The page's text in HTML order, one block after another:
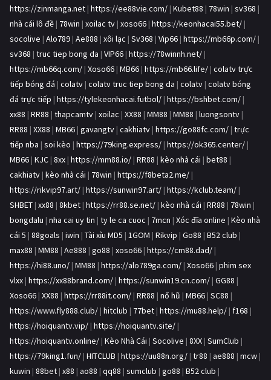
https://zinmanga.net | https://ee88vie.com/ | Kubet88 | 78win | sv368 |
nhà cái lô đề | 78win | xoilac tv | xoso66 | https://keonhacai55.bet/ |
socolive | Alo789 | Ae888 | xôi lạc | Sv368 | Vip66 | https://mb66p.com/ |
sv368 | truc tiep bong da | VIP66 | https://78winnh.net/ |
https://mb66q.com/ | Xoso66 | MB66 | https://mb66.life/ | colatv trực
tiếp bóng đá | colatv | colatv truc tiep bong da | colatv | colatv bóng
đá trực tiếp | https://tylekeonhacai.futbol/ | https://bshbet.com/ |
xx88 | RR88 | thapcamtv | xoilac | XX88 | MM88 | MM88 | luongsontv |
RR88 | XX88 | MB66 | gavangtv | cakhiatv | https://go88fc.com/ | trực
tiếp nba | soi kèo | https://79king.express/ | https://ok365.center/ |
MB66 | KJC | 8xx | https://mm88.io/ | RR88 | kèo nhà cái | bet88 |
cakhiatv | kèo nhà cái | 78win | https://f8beta2.me/ |
https://rikvip97.art/ | https://sunwin97.art/ | https://kclub.team/ |
SHBET | xx88 | 8kbet | https://rr88.se.net/ | kèo nhà cái | RR88 | 78win |
bongdalu | nha cai uy tin | ty le ca cuoc | 7mcn | Xóc đĩa online | Kèo nhà
cái 5 | 88goals | iwin | Tài xỉu MD5 | 1GOM | Rikvip | Go88 | B52 club |
max88 | MM88 | Ae888 | go88 | xoso66 | https://cm88.dad/ |
https://hi88.uno/ | MM88 | https://alo789ga.com/ | Xoso66 | phim sex
vlxx | https://xx88brand.com/ | https://sunwin19.cn.com/ | GG88 |
Xoso66 | XX88 | https://rr88it.com/ | RR88 | nổ hũ | MB66 | SC88 |
https://www.fly888.club/ | hitclub | 77bet | https://mu88.help/ | f168 |
https://hoiquantv.vip/ | https://hoiquantv.site/ |
https://hoiquantv.online/ | Kèo Nhà Cái | Socolive | 8XX | SumClub |
https://79king1.fun/ | HITCLUB | https://uu88n.org/ | tr88 | ae888 | mcw |
kuwin | 88bet | x88 | ao88 | qq88 | sumclub | go88 | B52 club |